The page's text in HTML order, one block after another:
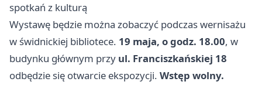
spotkań z kulturą
Wystawę będzie można zobaczyć podczas wernisażu
w świdnickiej bibliotece. 19 maja, o godz. 18.00, w
budynku głównym przy ul. Franciszkańskiej 18
odbędzie się otwarcie ekspozycji. Wstęp wolny.